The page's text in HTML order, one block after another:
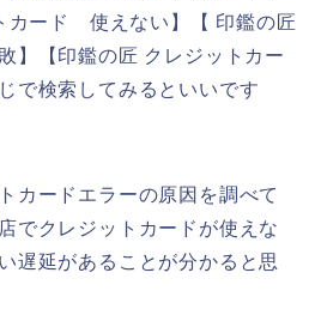
カード 使えない】【 印鑑の匠
】【印鑑の匠 クレジットカー
で検索してみるといいです
カードエラーの原因を調べて
でクレジットカードが使えな
遅延があることが分かると思